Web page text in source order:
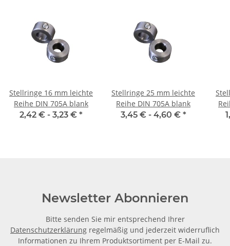
Stellringe 16 mm leichte
Reihe DIN 705A blank
2,42 € - 3,23 € *
Stellringe 25 mm leichte
Reihe DIN 705A blank
3,45 € - 4,60 € *
Newsletter Abonnieren
Bitte senden Sie mir entsprechend Ihrer
Datenschutzerklärung regelmäßig und jederzeit widerruflich
Informationen zu Ihrem Produktsortiment per E-Mail zu.